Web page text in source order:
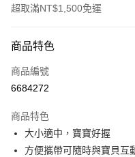
超取滿NT$1,500免運
信用卡一次付款
超商取貨付款
Apple Pay
商品特色
商品編號
6684272
商品特色
大小適中，寶寶好握
方便攜帶可隨時與寶貝互